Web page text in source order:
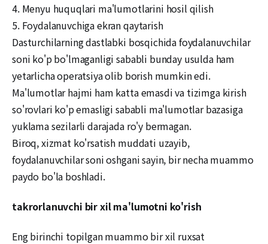
4. Menyu huquqlari ma'lumotlarini hosil qilish
5. Foydalanuvchiga ekran qaytarish
Dasturchilarning dastlabki bosqichida foydalanuvchilar
soni ko'p bo'lmaganligi sababli bunday usulda ham
yetarlicha operatsiya olib borish mumkin edi.
Ma'lumotlar hajmi ham katta emasdi va tizimga kirish
so'rovlari ko'p emasligi sababli ma'lumotlar bazasiga
yuklama sezilarli darajada ro'y bermagan.
Biroq, xizmat ko'rsatish muddati uzayib,
foydalanuvchilar soni oshgani sayin, bir necha muammo
paydo bo'la boshladi.
takrorlanuvchi bir xil ma'lumotni ko'rish
Eng birinchi topilgan muammo bir xil ruxsat